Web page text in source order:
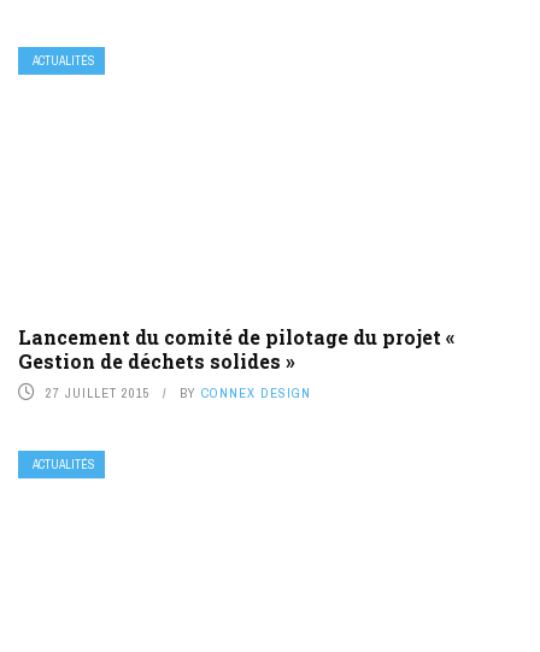
ACTUALITÉS
Lancement du comité de pilotage du projet «
Gestion de déchets solides »
27 JUILLET 2015 BY CONNEX DESIGN
ACTUALITÉS